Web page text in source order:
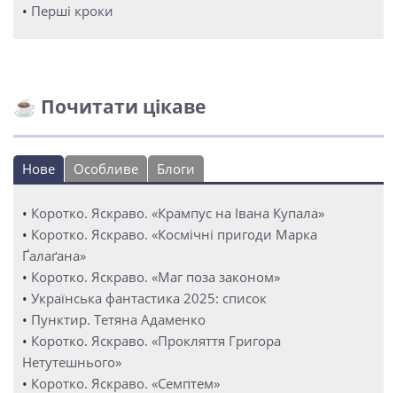
• Перші кроки
☕ Почитати цікаве
Нове Особливе Блоги
• Коротко. Яскраво. «Крампус на Івана Купала»
• Коротко. Яскраво. «Космічні пригоди Марка
Ґалаґана»
• Коротко. Яскраво. «Маг поза законом»
• Українська фантастика 2025: список
• Пунктир. Тетяна Адаменко
• Коротко. Яскраво. «Прокляття Григора
Нетутешнього»
• Коротко. Яскраво. «Семптем»